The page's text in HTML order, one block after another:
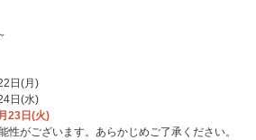
ドはランダムで差し上げます。メンバーを指定
日(月)
日(水)
23日(火)
がございます。あらかじめご了承ください。